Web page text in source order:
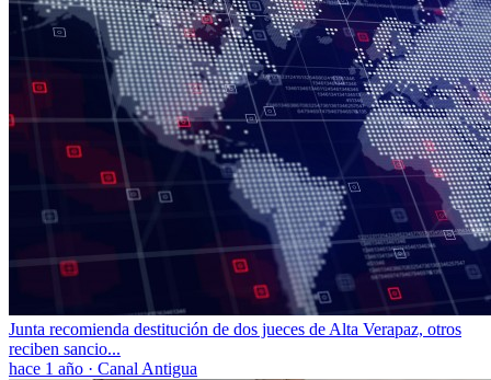
Junta recomienda destitución de dos jueces de Alta Verapaz, otros
reciben sancio...
hace 1 año · Canal Antigua